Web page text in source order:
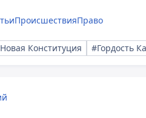
ПроисшествияПраво
Конституция #Гордость